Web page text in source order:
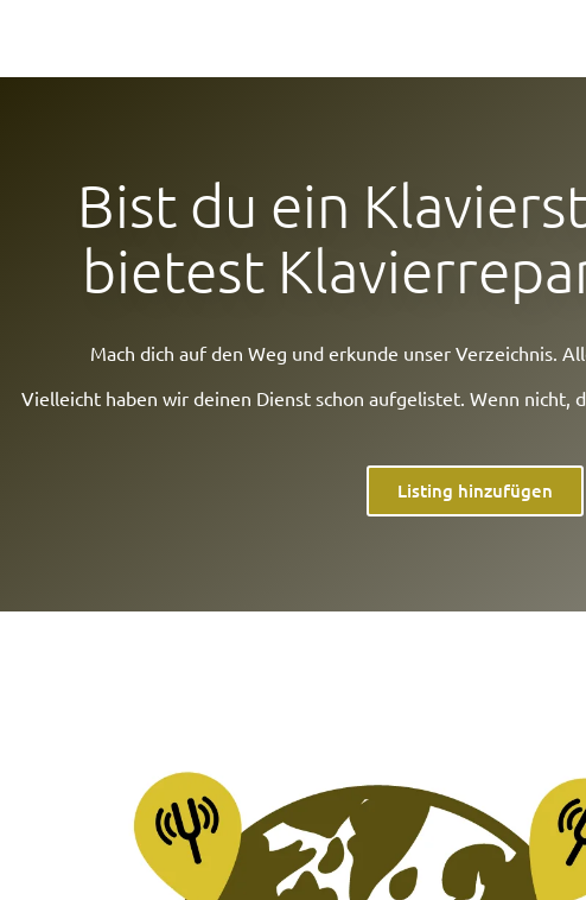
Bist du ein
bietest
Mach dich auf den Weg und erkunde unser Verzeichnis.
Vielleicht haben wir deinen Dienst schon aufgelistet. Wenn nicht,
Listing hinzufügen